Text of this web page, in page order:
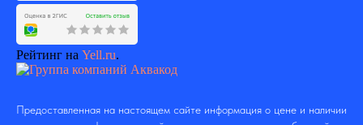
Рейтинг на Yell.ru.
Предоставленная на настоящем сайте информация о цене и наличии